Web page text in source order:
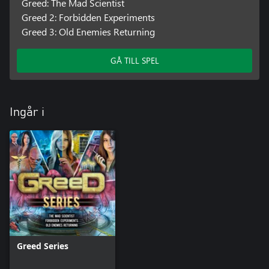
Greed: The Mad Scientist
Greed 2: Forbidden Experiments
Greed 3: Old Enemies Returning
GÅ TILL SPEL
Ingår i
Greed Series